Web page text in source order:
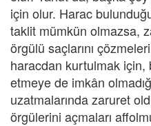
için olur. Harac
taklit mümkün olmazsa,
örgülü saçlarını
haracdan kurtulmak
etmeye de imkân
uzatmalarında zaruret
örgülerini açmaları